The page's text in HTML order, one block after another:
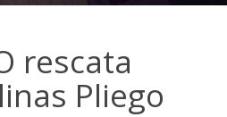
rescata
Pliego